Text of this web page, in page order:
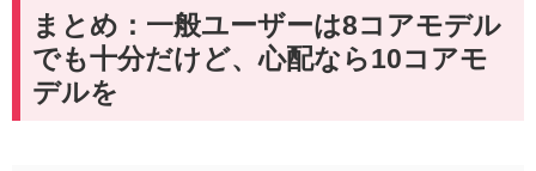
まとめ：一般ユーザーは8コアモデル
でも十分だけど、心配なら10コアモ
デルを